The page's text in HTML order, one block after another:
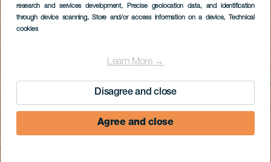
research and services development, Precise geolocation data, and identification
through device scanning, Store and/or access information on a device, Technical
cookies
Learn More →
Disagree and close
Agree and close